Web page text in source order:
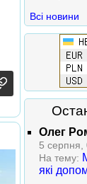
Всі новини
Олег
5 серпня,
На тему:
які